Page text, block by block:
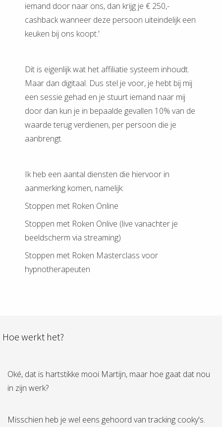
iemand door naar ons, dan krijg je € 250,-
cashback wanneer deze persoon uiteindelijk een
keuken bij ons koopt.'
Dit is eigenlijk wat het affiliatie systeem inhoudt.
Maar dan digitaal. Dus stel je voor, je hebt bij mij
een sessie gehad en je stuurt iemand naar mij
door dan kun je in bepaalde gevallen 10% van de
waarde terug verdienen, per persoon die je
aanbrengt.
Ik heb een aantal diensten die hiervoor in
aanmerking komen, namelijk:
Stoppen met Roken Online
Stoppen met Roken Onlive (live vanachter je
beeldscherm via streaming)
Stoppen met Roken Masterclass voor
hypnotherapeuten
Hoe werkt het?
Oké, dat is hartstikke mooi Martijn, maar hoe gaat dat nou
in zijn werk?
Misschien heb je wel eens gehoord van tracking cooky's.